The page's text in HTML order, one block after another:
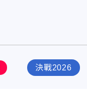
決戰2026